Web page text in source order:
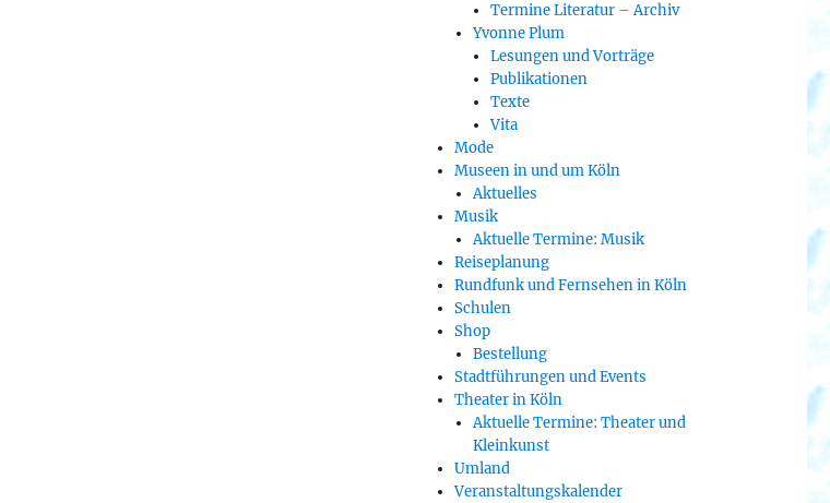
Termine Literatur – Archiv
Yvonne Plum
Lesungen und Vorträge
Publikationen
Texte
Vita
Mode
Museen in und um Köln
Aktuelles
Musik
Aktuelle Termine: Musik
Reiseplanung
Rundfunk und Fernsehen in Köln
Schulen
Shop
Bestellung
Stadtführungen und Events
Theater in Köln
Aktuelle Termine: Theater und
Kleinkunst
Umland
Veranstaltungskalender